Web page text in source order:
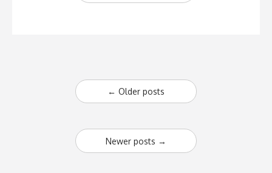
para
público
navigation
← Older posts
Newer posts →